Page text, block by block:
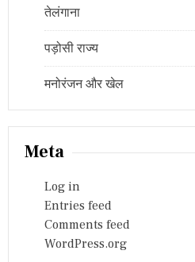
तेलंगाना
पड़ोसी राज्य
मनोरंजन और खेल
Meta
Log in
Entries feed
Comments feed
WordPress.org